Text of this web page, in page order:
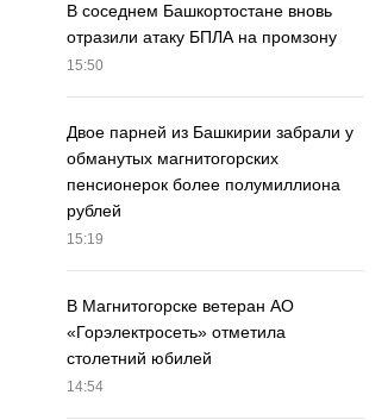
В соседнем Башкортостане вновь
отразили атаку БПЛА на промзону
15:50
Двое парней из Башкирии забрали у
обманутых магнитогорских
пенсионерок более полумиллиона
рублей
15:19
В Магнитогорске ветеран АО
«Горэлектросеть» отметила
столетний юбилей
14:54